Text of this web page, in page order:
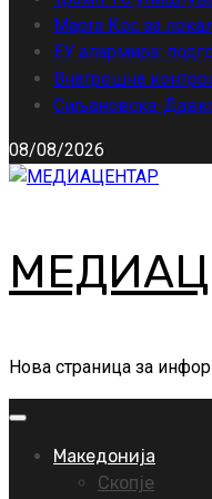
Марта Кос за
ЕУ алармира:
Внатрешна
Сиљановска-
08/08/2026
Нова страница за
Primary
Македонија
Скопје